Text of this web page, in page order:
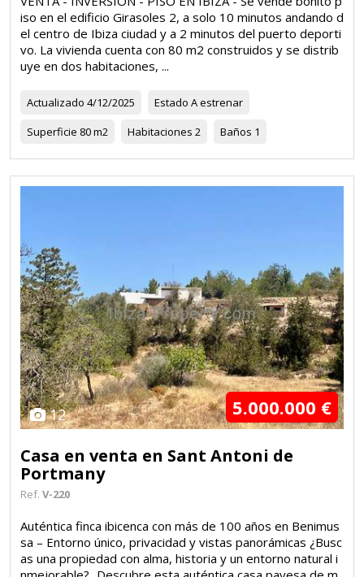
iso en el edificio Girasoles 2, a solo 10 minutos andando d
el centro de Ibiza ciudad y a 2 minutos del puerto deporti
vo. La vivienda cuenta con 80 m2 construidos y se distrib
uye en dos habitaciones, ...
Actualizado 4/12/2025 Estado A estrenar
Superficie 80 m2 Habitaciones 2 Baños 1
12 5.000.000 €
Casa en venta en Sant Antoni de
Portmany
Ref. V-220
Auténtica finca ibicenca con más de 100 años en Benimus
sa – Entorno único, privacidad y vistas panorámicas ¿Busc
as una propiedad con alma, historia y un entorno natural i